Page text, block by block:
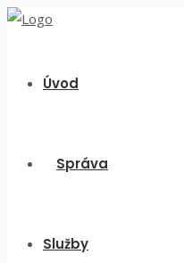
Úvod
Správa
Služby